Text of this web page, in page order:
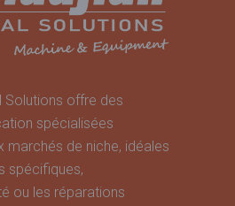
Solutions offre des
spécialisées
marchés de niche, idéales
spécifiques,
ou les réparations